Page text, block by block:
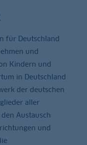
für Deutschland
und
Kindern und
in Deutschland
der deutschen
aller
Austausch
und